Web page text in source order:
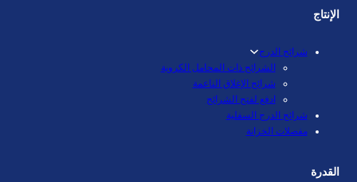
الإنتاج
شرائح الدرج
الشرائح ذات المحامل الكروية
شرائح الإغلاق الناعمة
ادفع لفتح الشرائح
شرائح الدرج السفلية
مفصلات الخزانة
القدرة